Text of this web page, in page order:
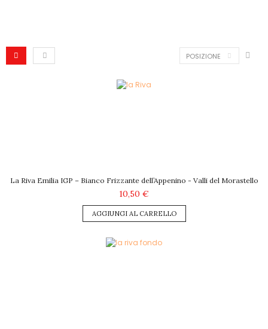
POSIZIONE
La Riva Emilia IGP – Bianco Frizzante dell’Appenino - Valli del Morastello
10,50 €
AGGIUNGI AL CARRELLO